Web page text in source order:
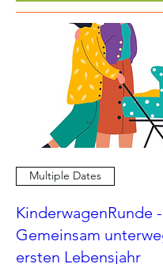
Multiple Dates
KinderwagenRunde -
Gemeinsam
ersten Lebensjahr